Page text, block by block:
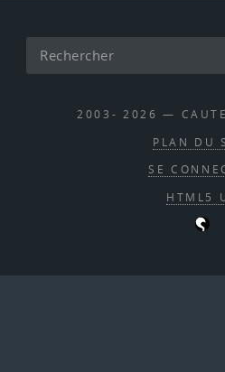
2003- 2026 —
PLAN DU
SE
HTML5